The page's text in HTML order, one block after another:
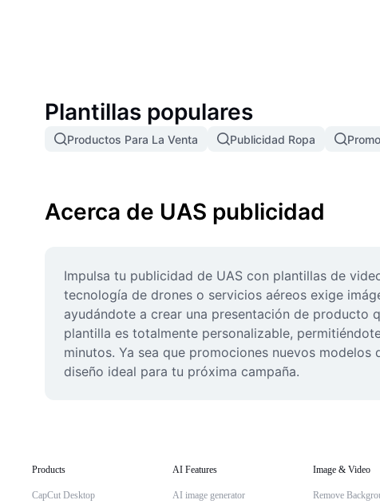
Plantillas populares
Productos Para La Venta Publicidad Ropa
Acerca de UAS publicidad
Impulsa tu publicidad de UAS con plantillas de
tecnología de drones o servicios aéreos exige
ayudándote a crear una presentación de producto
plantilla es totalmente personalizable,
minutos. Ya sea que promociones nuevos
diseño ideal para tu próxima campaña.
Products
CapCut Desktop
AI Features
AI image generator
Image & Video
Remove